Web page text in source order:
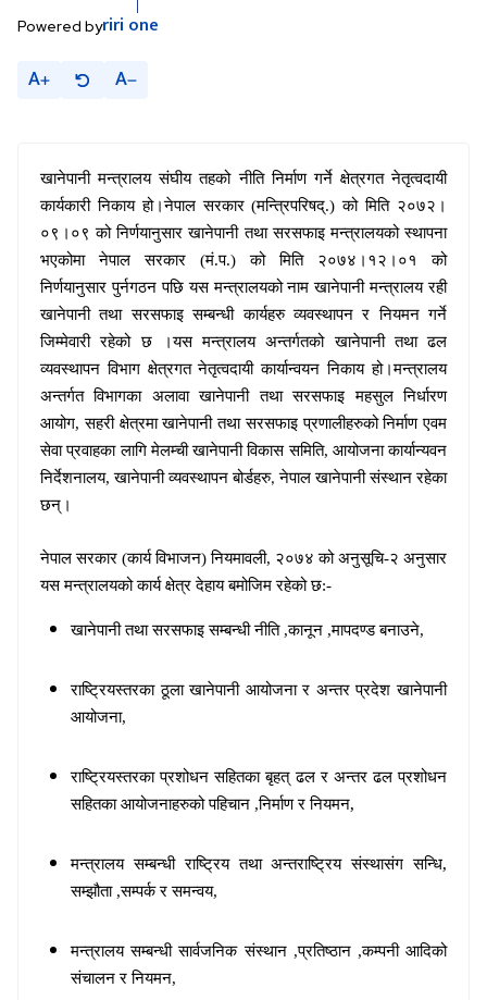
Powered byriri one
A A
खानेपानी मन्त्रालय संघीय तहको नीति निर्माण गर्ने क्षेत्रगत नेतृत्वदायी
कार्यकारी निकाय हो।नेपाल सरकार (मन्त्रिपरिषद्.) को मिति २०७२।
०९।०९ को निर्णयानुसार खानेपानी तथा सरसफाइ मन्त्रालयको स्थापना
भएकोमा नेपाल सरकार (मं.प.) को मिति २०७४।१२।०१ को
निर्णयानुसार पुर्नगठन पछि यस मन्त्रालयको नाम खानेपानी मन्त्रालय रही
खानेपानी तथा सरसफाइ सम्बन्धी कार्यहरु व्यवस्थापन र नियमन गर्ने
जिम्मेवारी रहेको छ ।यस मन्त्रालय अन्तर्गतको खानेपानी तथा ढल
व्यवस्थापन विभाग क्षेत्रगत नेतृत्वदायी कार्यान्वयन निकाय हो।मन्त्रालय
अन्तर्गत विभागका अलावा खानेपानी तथा सरसफाइ महसुल निर्धारण
आयोग, सहरी क्षेत्रमा खानेपानी तथा सरसफाइ प्रणालीहरुको निर्माण एवम
सेवा प्रवाहका लागि मेलम्ची खानेपानी विकास समिति, आयोजना कार्यान्यवन
निर्देशनालय, खानेपानी व्यवस्थापन बोर्डहरु,नेपाल खानेपानी संस्थान रहेका
छन्।
नेपाल सरकार (कार्य विभाजन) नियमावली, २०७४ को अनुसूचि-२ अनुसार
यस मन्त्रालयको कार्य क्षेत्र देहाय बमोजिम रहेको छ:-
खानेपानी तथा सरसफाइ सम्बन्धी नीति,कानून ,मापदण्ड बनाउने,
राष्ट्रियस्तरका ठूला खानेपानी आयोजना र अन्तर प्रदेश खानेपानी
आयोजना,
राष्ट्रियस्तरका प्रशोधन सहितका बृहत् ढल र अन्तर ढल प्रशोधन
सहितका आयोजनाहरुको पहिचान ,निर्माण र नियमन,
मन्त्रालय सम्बन्धी राष्ट्रिय तथा अन्तराष्ट्रिय संस्थासंग सन्धि,
सम्झौता,सम्पर्क र समन्वय,
मन्त्रालय सम्बन्धी सार्वजनिक संस्थान,प्रतिष्ठान,कम्पनी आदिको
संचालन र नियमन,